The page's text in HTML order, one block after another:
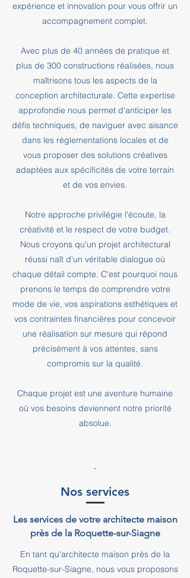
expérience et innovation pour vous offrir un
accompagnement complet.
Avec plus de 40 années de pratique et
plus de 300 constructions réalisées, nous
maîtrisons tous les aspects de la
conception architecturale. Cette expertise
approfondie nous permet d'anticiper les
défis techniques, de naviguer avec aisance
dans les réglementations locales et de
vous proposer des solutions créatives
adaptées aux spécificités de votre terrain
et de vos envies.
Notre approche privilégie l'écoute, la
créativité et le respect de votre budget.
Nous croyons qu'un projet architectural
réussi naît d'un véritable dialogue où
chaque détail compte. C'est pourquoi nous
prenons le temps de comprendre votre
mode de vie, vos aspirations esthétiques et
vos contraintes financières pour concevoir
une réalisation sur mesure qui répond
précisément à vos attentes, sans
compromis sur la qualité.
Chaque projet est une aventure humaine
où vos besoins deviennent notre priorité
absolue.
-
Nos services
Les services de votre architecte maison
près de la Roquette-sur-Siagne
En tant qu'architecte maison près de la
Roquette-sur-Siagne, nous vous proposons